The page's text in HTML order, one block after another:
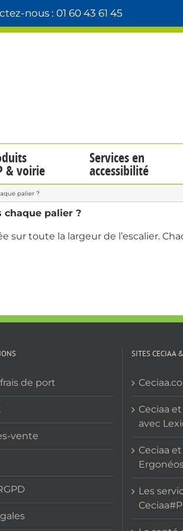
nous : 01 60 43 61 45
& voirie
Services en
accessibilité
palier ?
chaque palier ?
sur toute la largeur de l’escalier.
de port
vente
SITES CECIAA
Ceciaa
avec
Ceciaa
Les